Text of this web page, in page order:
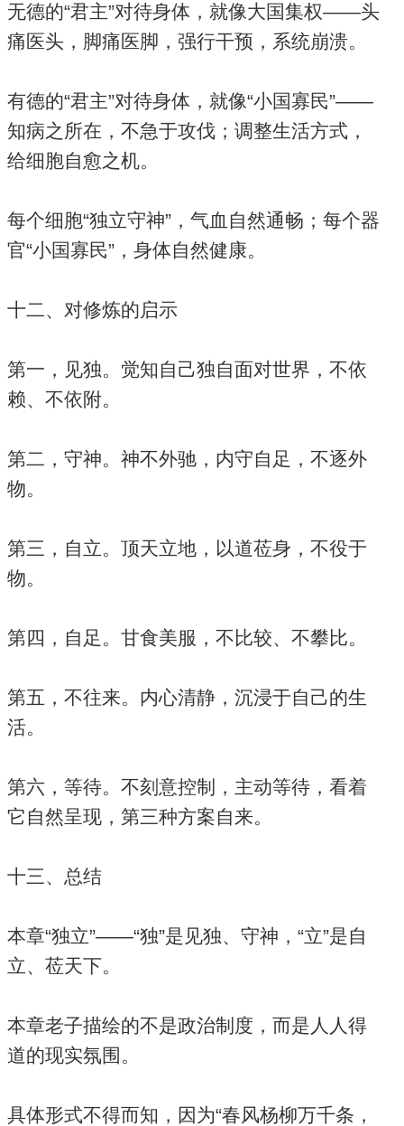
无德的“君主”对待身体，就像大国集权——头
痛医头，脚痛医脚，强行干预，系统崩溃。
有德的“君主”对待身体，就像“小国寡民”——
知病之所在，不急于攻伐；调整生活方式，
给细胞自愈之机。
每个细胞“独立守神”，气血自然通畅；每个器
官“小国寡民”，身体自然健康。
十二、对修炼的启示
第一，见独。觉知自己独自面对世界，不依
赖、不依附。
第二，守神。神不外驰，内守自足，不逐外
物。
第三，自立。顶天立地，以道莅身，不役于
物。
第四，自足。甘食美服，不比较、不攀比。
第五，不往来。内心清静，沉浸于自己的生
活。
第六，等待。不刻意控制，主动等待，看着
它自然呈现，第三种方案自来。
十三、总结
本章“独立”——“独”是见独、守神，“立”是自
立、莅天下。
本章老子描绘的不是政治制度，而是人人得
道的现实氛围。
具体形式不得而知，因为“春风杨柳万千条，